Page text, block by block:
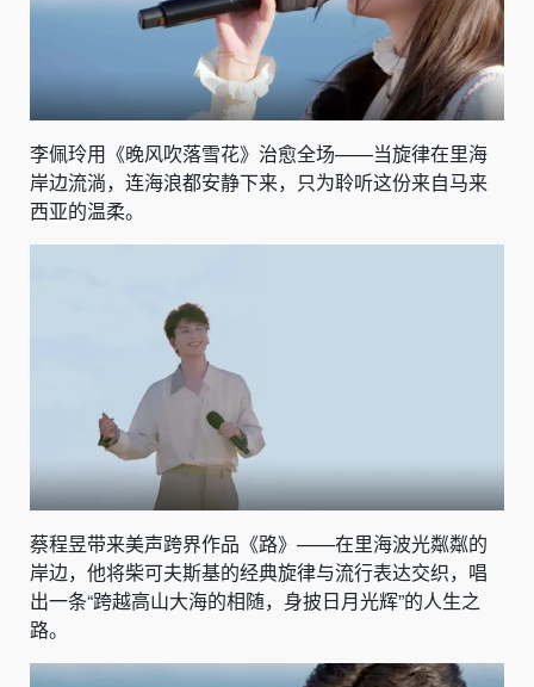
李佩玲用《晚风吹落雪花》治愈全场——当旋律在里海
岸边流淌，连海浪都安静下来，只为聆听这份来自马来
西亚的温柔。
蔡程昱带来美声跨界作品《路》——在里海波光粼粼的
岸边，他将柴可夫斯基的经典旋律与流行表达交织，唱
出一条“跨越高山大海的相随，身披日月光辉”的人生之
路。